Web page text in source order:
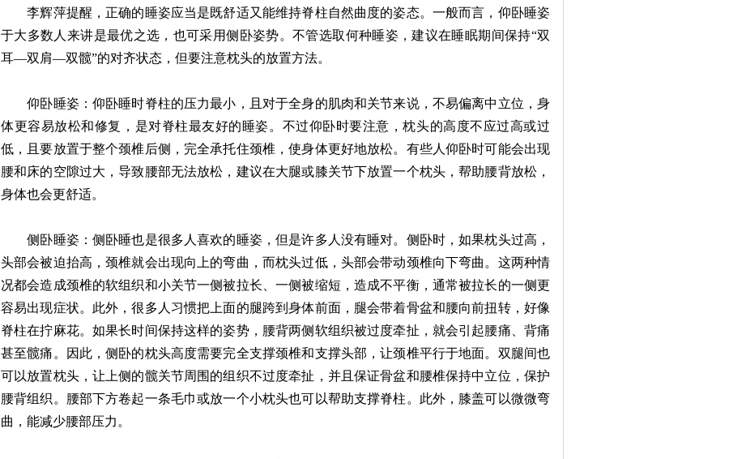
李辉萍提醒，正确的睡姿应当是既舒适又能维持脊柱自然曲度的姿态。一般而言，仰卧睡姿
于大多数人来讲是最优之选，也可采用侧卧姿势。不管选取何种睡姿，建议在睡眠期间保持“双
耳—双肩—双髋”的对齐状态，但要注意枕头的放置方法。
仰卧睡姿：仰卧睡时脊柱的压力最小，且对于全身的肌肉和关节来说，不易偏离中立位，身
体更容易放松和修复，是对脊柱最友好的睡姿。不过仰卧时要注意，枕头的高度不应过高或过
低，且要放置于整个颈椎后侧，完全承托住颈椎，使身体更好地放松。有些人仰卧时可能会出现
腰和床的空隙过大，导致腰部无法放松，建议在大腿或膝关节下放置一个枕头，帮助腰背放松，
身体也会更舒适。
侧卧睡姿：侧卧睡也是很多人喜欢的睡姿，但是许多人没有睡对。侧卧时，如果枕头过高，
头部会被迫抬高，颈椎就会出现向上的弯曲，而枕头过低，头部会带动颈椎向下弯曲。这两种情
况都会造成颈椎的软组织和小关节一侧被拉长、一侧被缩短，造成不平衡，通常被拉长的一侧更
容易出现症状。此外，很多人习惯把上面的腿跨到身体前面，腿会带着骨盆和腰向前扭转，好像
脊柱在拧麻花。如果长时间保持这样的姿势，腰背两侧软组织被过度牵扯，就会引起腰痛、背痛
甚至髋痛。因此，侧卧的枕头高度需要完全支撑颈椎和支撑头部，让颈椎平行于地面。双腿间也
可以放置枕头，让上侧的髋关节周围的组织不过度牵扯，并且保证骨盆和腰椎保持中立位，保护
腰背组织。腰部下方卷起一条毛巾或放一个小枕头也可以帮助支撑脊柱。此外，膝盖可以微微弯
曲，能减少腰部压力。